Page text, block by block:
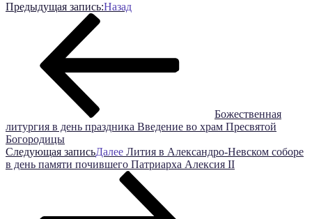
Предыдущая запись:Назад
Божественная
литургия в день праздника Введение во храм Пресвятой
Богородицы
Следующая записьДалее Лития в Александро-Невском соборе
в день памяти почившего Патриарха Алексия II